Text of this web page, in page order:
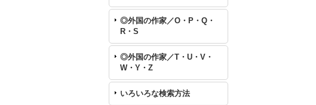
◎外国の作家／O・P・Q・
R・S
◎外国の作家／T・U・V・
W・Y・Z
いろいろな検索方法